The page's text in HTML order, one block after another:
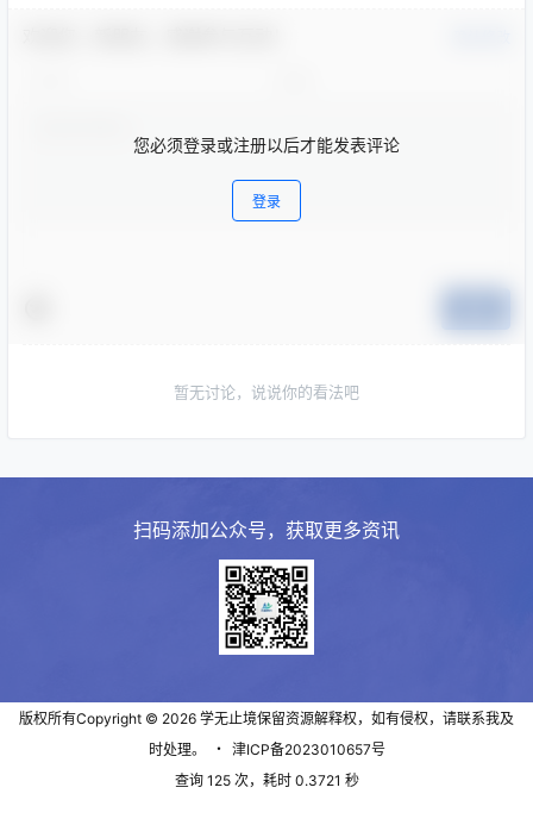
您必须登录或注册以后才能发表评论
登录
暂无讨论，说说你的看法吧
扫码添加公众号，获取更多资讯
版权所有Copyright © 2026 学无止境保留资源解释权，如有侵权，请联系我及
时处理。
・ 津ICP备2023010657号
查询 125 次，耗时 0.3721 秒